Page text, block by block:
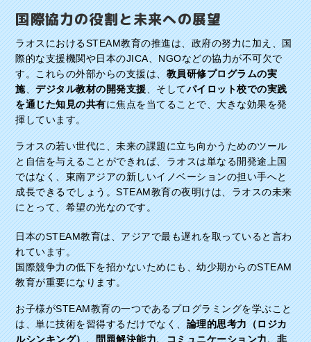
国際協力の役割と未来への展望
ラオスにおけるSTEAM教育の推進は、政府の努力に加え、国
際的な支援機関や日本のJICA、NGOなどの協力が不可欠で
す。これらの外部からの支援は、教員研修プログラムの実
施、デジタル教材の開発支援、そしてパイロット校での実践
を通じた知見の共有に焦点を当てることで、大きな効果を発
揮しています。
ラオスの若い世代に、未来の課題に立ち向かうためのツール
と自信を与えることができれば、ラオスは単なる開発途上国
ではなく、東南アジアの新しいイノベーションの担い手へと
成長できるでしょう。STEAM教育の夜明けは、ラオスの未来
にとって、希望の光なのです。
日本のSTEAM教育は、アジアで最も遅れを取っていると言わ
れています。
国際競争力の低下を招かないためにも、幼少期からのSTEAM
教育が重要になります。
お子様がSTEAM教育の一つであるプログラミングを学ぶこと
は、単に技術を習得するだけでなく、論理的思考力（ロジカ
ルシンキング）、問題解決能力、コミュニケーション力、非